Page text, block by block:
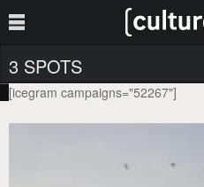
3 SPOTS
[icegram campaigns="52267"]